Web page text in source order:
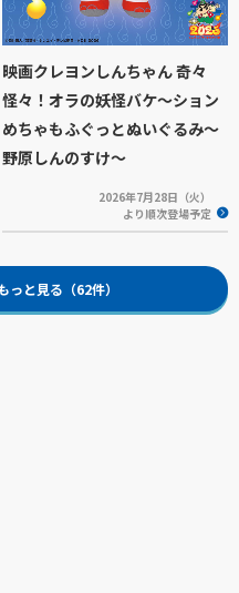
映画クレヨンしんちゃん 奇々
怪々！オラの妖怪バケ～ション
めちゃもふぐっとぬいぐるみ～
野原しんのすけ～
2026年7月28日（火）
より順次登場予定
っと見る（62件）